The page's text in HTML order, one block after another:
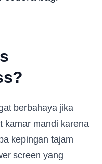
berbahaya jika
kamar mandi karena
kepingan tajam
screen yang